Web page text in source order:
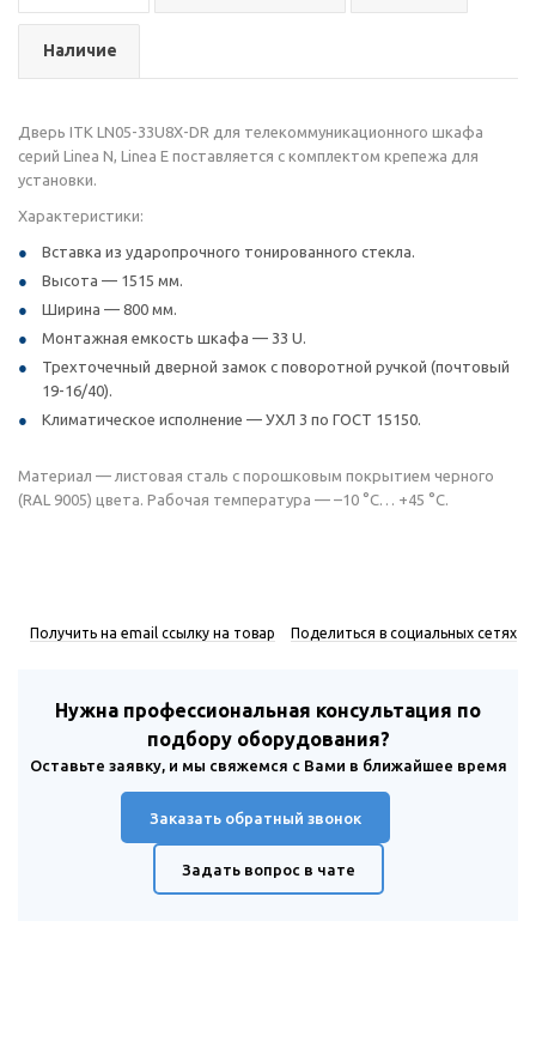
Наличие
Дверь ITK LN05-33U8X-DR для телекоммуникационного шкафа
серий Linea N, Linea E поставляется с комплектом крепежа для
установки.
Характеристики:
Вставка из ударопрочного тонированного стекла.
Высота — 1515 мм.
Ширина — 800 мм.
Монтажная емкость шкафа — 33 U.
Трехточечный дверной замок с поворотной ручкой (почтовый
19-16/40).
Климатическое исполнение — УХЛ 3 по ГОСТ 15150.
Материал — листовая сталь с порошковым покрытием черного
(RAL 9005) цвета. Рабочая температура — –10 °C… +45 °C.
Получить на email ссылку на товар Поделиться в социальных сетях
Нужна профессиональная консультация по
подбору оборудования?
Оставьте заявку, и мы свяжемся с Вами в ближайшее время
Заказать обратный звонок
Задать вопрос в чате